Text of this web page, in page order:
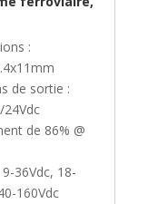
:
de sortie :
de 86% @
36Vdc, 18-
160Vdc